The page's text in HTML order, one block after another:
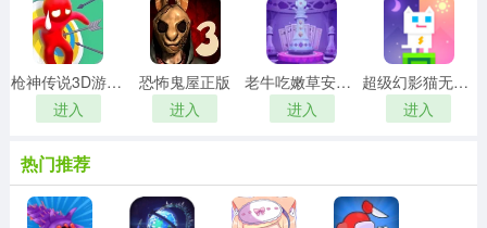
枪神传说3D游戏绿色版
进入
恐怖鬼屋正版
进入
老牛吃嫩草安卓官方版
进入
超级幻影猫无广告版
进入
热门推荐